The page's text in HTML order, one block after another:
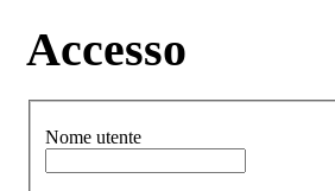
Accesso
Nome utente